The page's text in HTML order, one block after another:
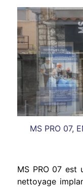
MS PRO 07,
MS PRO 07 est
nettoyage